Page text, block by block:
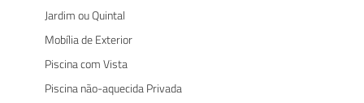
Jardim ou Quintal
Mobília de Exterior
Piscina com Vista
Piscina não-aquecida Privada